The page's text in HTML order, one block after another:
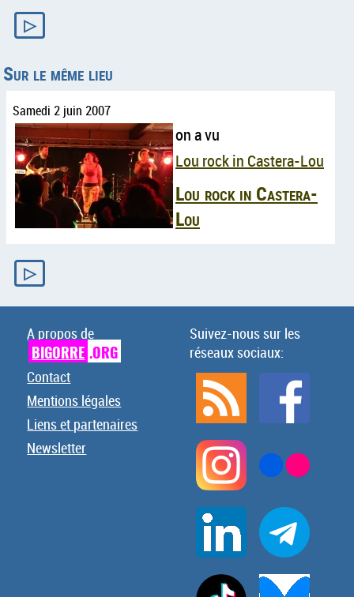
▷
Sur le même lieu
Samedi 2 juin 2007
on a vu
Lou rock in Castera-Lou
Lou rock in Castera-
Lou
▷
A propos de
BIGORRE .ORG
Contact
Mentions légales
Liens et partenaires
Newsletter
Suivez-nous sur les
réseaux sociaux: